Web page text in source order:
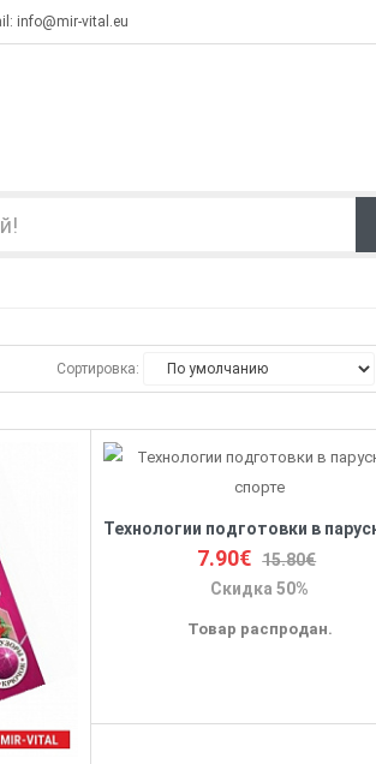
info@mir-vital.eu
Сортировка:
7.90€ 15.80€
Скидка 50%
Товар распродан.